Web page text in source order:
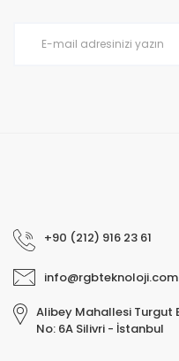
+90 (212) 916 23 61
info@rgbteknoloji.com
Alibey Mahallesi Turgut
No: 6A Silivri - İstanbul